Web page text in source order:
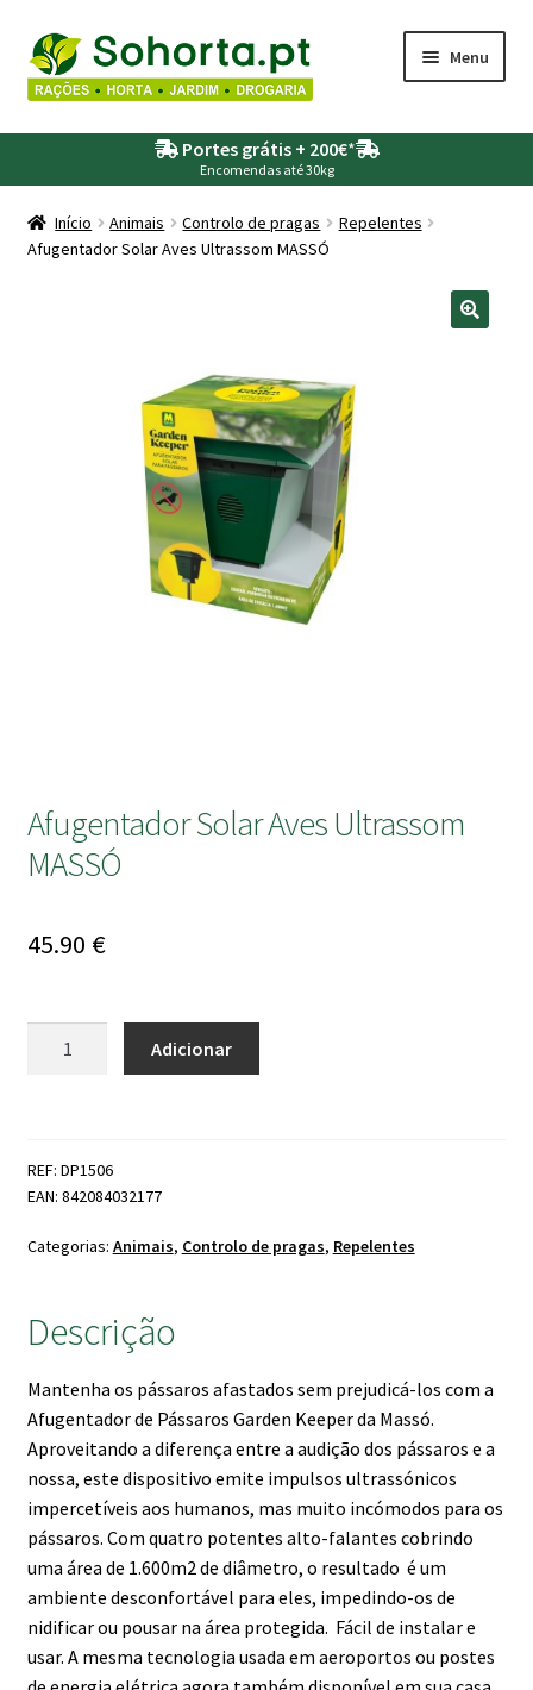
Ir
para
a
navegação
Saltar
para
o
conteúdo
Menu
Agricultura
Drogaria
Portes grátis + 200€*
Encomendas até 30kg
Início Animais Controlo de pragas
Repelentes
Afugentador Solar Aves Ultrassom MASSÓ
Afugentador Solar Aves Ultrassom
MASSÓ
45.90 €
Ultrassom
Adicionar
REF: DP1506
EAN: 842084032177
Categorias: Animais, Controlo de pragas, Repelentes
Descrição
Mantenha os pássaros afastados sem prejudicá-los com a
Afugentador de Pássaros Garden Keeper da Massó.
Aproveitando a diferença entre a audição dos pássaros e a
nossa, este dispositivo emite impulsos ultrassónicos
impercetíveis aos humanos, mas muito incómodos para os
pássaros. Com quatro potentes alto-falantes cobrindo
uma área de 1.600m2 de diâmetro, o resultado é um
ambiente desconfortável para eles, impedindo-os de
nidificar ou pousar na área protegida. Fácil de instalar e
usar. A mesma tecnologia usada em aeroportos ou postes